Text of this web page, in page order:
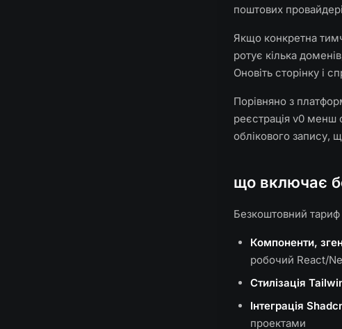
поштових
Якщо конкретна
ротує кілька
Оновіть сторінку і
Порівняно з
реєстрація v0
облікового запису,
що включає
Безкоштовний
Компоненти,
робочий React/
Стилізація
Інтеграція
проектами